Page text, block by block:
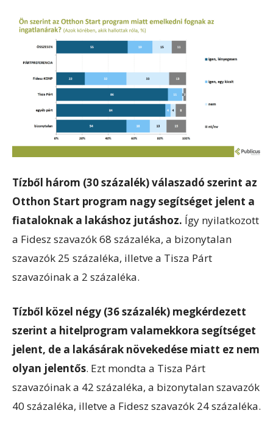
Tízből három (30 százalék) válaszadó szerint az
Otthon Start program nagy segítséget jelent a
fiataloknak a lakáshoz jutáshoz. Így nyilatkozott
a Fidesz szavazók 68 százaléka, a bizonytalan
szavazók 25 százaléka, illetve a Tisza Párt
szavazóinak a 2 százaléka.
Tízből közel négy (36 százalék) megkérdezett
szerint a hitelprogram valamekkora segítséget
jelent, de a lakásárak növekedése miatt ez nem
olyan jelentős. Ezt mondta a Tisza Párt
szavazóinak a 42 százaléka, a bizonytalan szavazók
40 százaléka, illetve a Fidesz szavazók 24 százaléka.